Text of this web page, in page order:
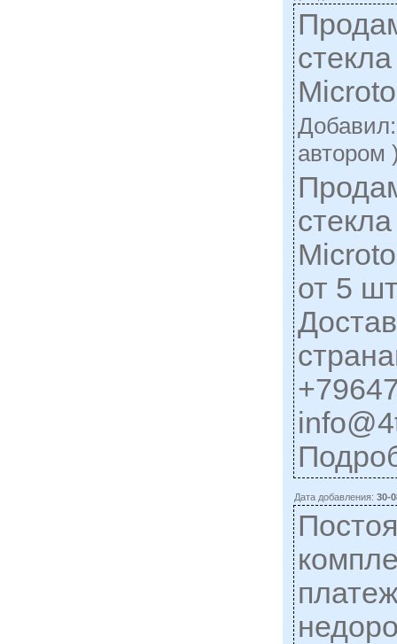
автором
от 5
Дата добавления:30-